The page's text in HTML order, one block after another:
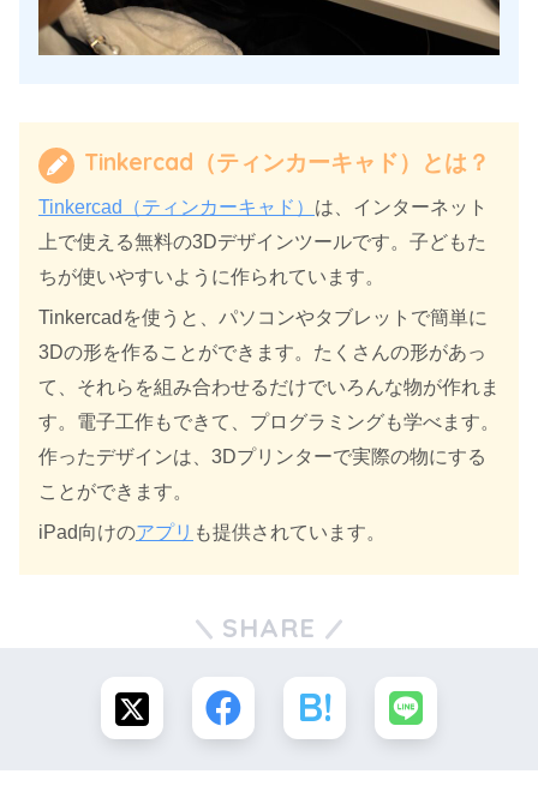
Tinkercad（ティンカーキャド）とは？
Tinkercad（ティンカーキャド） は、インターネット
上で使える無料の3Dデザインツールです。子どもた
ちが使いやすいように作られています。
Tinkercadを使うと、パソコンやタブレットで簡単に
3Dの形を作ることができます。たくさんの形があっ
て、それらを組み合わせるだけでいろんな物が作れま
す。電子工作もできて、プログラミングも学べます。
作ったデザインは、3Dプリンターで実際の物にする
ことができます。
iPad向けのアプリ も提供されています。
SHARE